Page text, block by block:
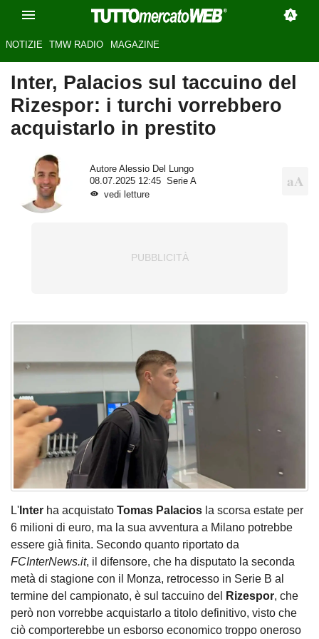
NOTIZIE TMW RADIO MAGAZINE
Inter, Palacios sul taccuino del
Rizespor: i turchi vorrebbero
acquistarlo in prestito
Autore Alessio Del Lungo
08.07.2025 12:45
Serie A
vedi letture
L' Inter ha acquistato Tomas Palacios la scorsa estate per
6 milioni di euro, ma la sua avventura a Milano potrebbe
essere già finita. Secondo quanto riportato da
FCInterNews.it, il difensore, che ha disputato la seconda
metà di stagione con il Monza, retrocesso in Serie B al
termine del campionato, è sul taccuino del
Rizespor, che
però non vorrebbe acquistarlo a titolo definitivo, visto che
ciò comporterebbe un esborso economico troppo oneroso